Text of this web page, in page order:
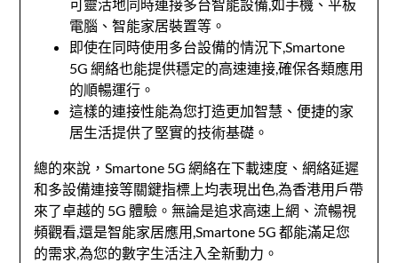
可靈活地同時連接多台智能設備,如手機、平板
電腦、智能家居裝置等。
即使在同時使用多台設備的情況下,Smartone
5G 網絡也能提供穩定的高速連接,確保各類應用
的順暢運行。
這樣的連接性能為您打造更加智慧、便捷的家
居生活提供了堅實的技術基礎。
總的來說，Smartone 5G 網絡在下載速度、網絡延遲
和多設備連接等關鍵指標上均表現出色,為香港用戶帶
來了卓越的 5G 體驗。無論是追求高速上網、流暢視
頻觀看,還是智能家居應用,Smartone 5G 都能滿足您
的需求,為您的數字生活注入全新動力。